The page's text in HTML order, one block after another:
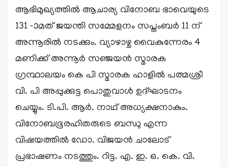
ആഭിമുഖ്യത്തിൽ ആചാര്യ വിനോബ ഭാവെയുടെ
131 -ാമത് ജയന്തി സമ്മേളനം സപ്തംബർ 11 ന്
അന്നൂരിൽ നടക്കും. വ്യാഴാഴ്ച വൈകുന്നേരം 4
മണിക്ക് അന്നൂർ സഞ്ജയൻ സ്മാരക
ഗ്രന്ഥാലയം കെ പി സ്മാരക ഹാളിൽ പത്മശ്രീ
വി. പി അപ്പുക്കുട്ട പൊതുവാൾ ഉദ്ഘാടനം
ചെയ്യും. ടി.പി. ആർ. നാഥ് അധ്യക്ഷനാകും.
വിനോബഭൂരഹിതരുടെ ബന്ധു എന്ന
വിഷയത്തിൽ ഡോ. വിജയൻ ചാലോട്
പ്രഭാഷണം നടത്തും. റിട്ട. എ. ഇ. ഒ. കെ. വി.